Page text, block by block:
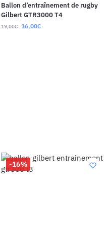
Ballon d’entraînement de rugby
Gilbert GTR3000 T4
19,00€ 16,00€
-16%